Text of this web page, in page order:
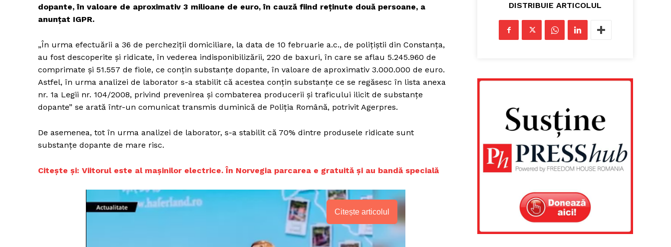
dopante, în valoare de aproximativ 3 milioane de euro, în cauză fiind reţinute două persoane, a
anunţat IGPR.
„În urma efectuării a 36 de percheziţii domiciliare, la data de 10 februarie a.c., de poliţiştii din Constanţa,
au fost descoperite şi ridicate, în vederea indisponibilizării, 220 de baxuri, în care se aflau 5.245.960 de
comprimate şi 51.557 de fiole, ce conţin substanţe dopante, în valoare de aproximativ 3.000.000 de euro.
Astfel, în urma analizei de laborator s-a stabilit că acestea conţin substanţe ce se regăsesc în lista anexa
nr. 1a Legii nr. 104/2008, privind prevenirea şi combaterea producerii şi traficului ilicit de substanţe
dopante” se arată într-un comunicat transmis duminică de Poliţia Română, potrivit Agerpres.
De asemenea, tot în urma analizei de laborator, s-a stabilit că 70% dintre produsele ridicate sunt
substanţe dopante de mare risc.
Citește și: Viitorul este al mașinilor electrice. În Norvegia parcarea e gratuită și au bandă specială
Citește articolul
DISTRIBUIE ARTICOLUL